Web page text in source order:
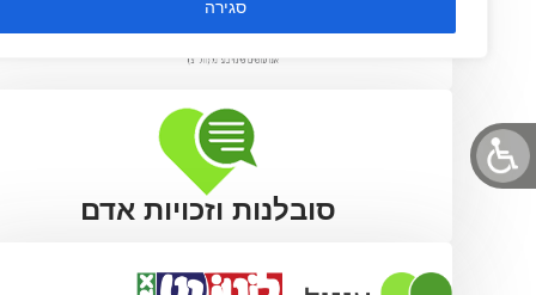
סגירה
סובלנות וזכויות אדם